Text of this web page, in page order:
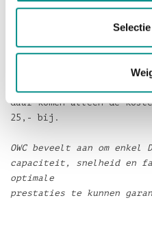
Maak dan een afspraak
kunnen wij het
daar komen alleen de
25,- bij.
OWC beveelt aan om enkel
capaciteit, snelheid en
optimale
prestaties te kunnen